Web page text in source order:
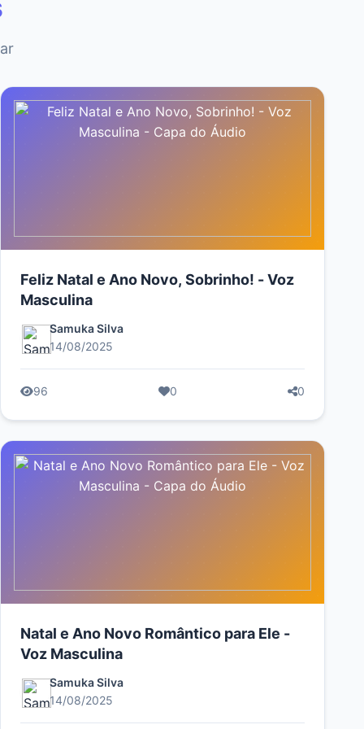
Feliz Natal e Ano Novo, Sobrinho! - Voz
Masculina
Samuka Silva
14/08/2025
96 0 0
Natal e Ano Novo Romântico para Ele -
Voz Masculina
Samuka Silva
14/08/2025